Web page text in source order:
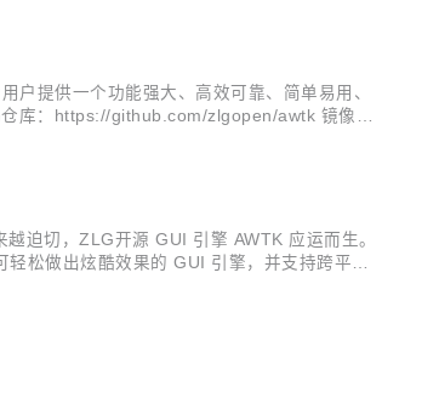
户提供一个功能强大、高效可靠、简单易用、
库：https://github.com/zlgopen/awtk 镜像源
迫切，ZLG开源 GUI 引擎 AWTK 应运而生。
松做出炫酷效果的 GUI 引擎，并支持跨平台